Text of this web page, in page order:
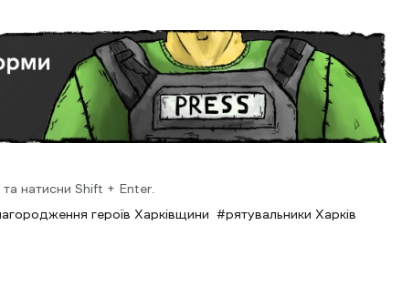
натисни Shift + Enter.
героїв Харківщини рятувальники Харків